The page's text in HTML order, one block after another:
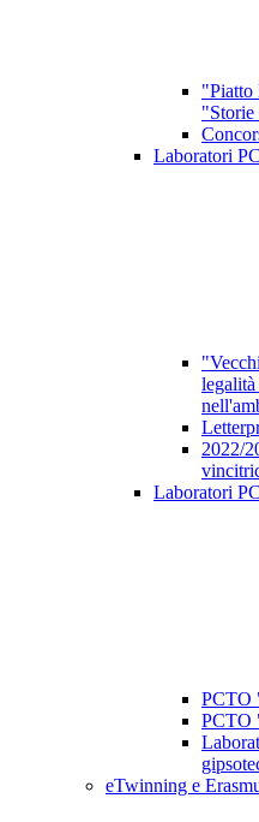
"Piatto
"Storie
Laboratori
2022/
Laboratori
PCTO
PCTO
eTwinning e